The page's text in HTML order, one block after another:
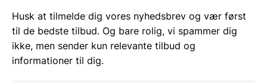
Husk at tilmelde dig vores nyhedsbrev og vær først
til de bedste tilbud. Og bare rolig, vi spammer dig
ikke, men sender kun relevante tilbud og
informationer til dig.